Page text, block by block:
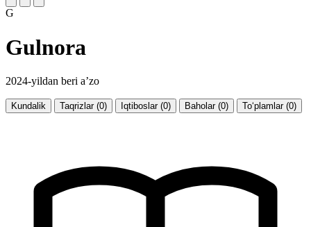
G
Gulnora
2024-yildan beri a’zo
Kundalik Taqrizlar (0) Iqtiboslar (0) Baholar (0) To‘plamlar (0)